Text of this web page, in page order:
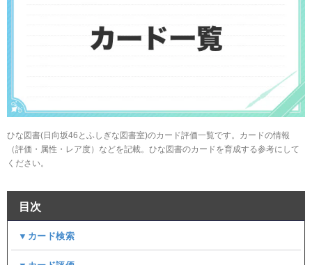
ひな図書(日向坂46とふしぎな図書室)のカード評価一覧です。カードの情報
（評価・属性・レア度）などを記載。ひな図書のカードを育成する参考にして
ください。
目次
▼カード検索